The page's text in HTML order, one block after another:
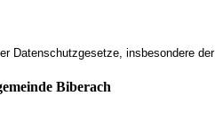
Datenschutzgesetze, insbesondere
Biberach